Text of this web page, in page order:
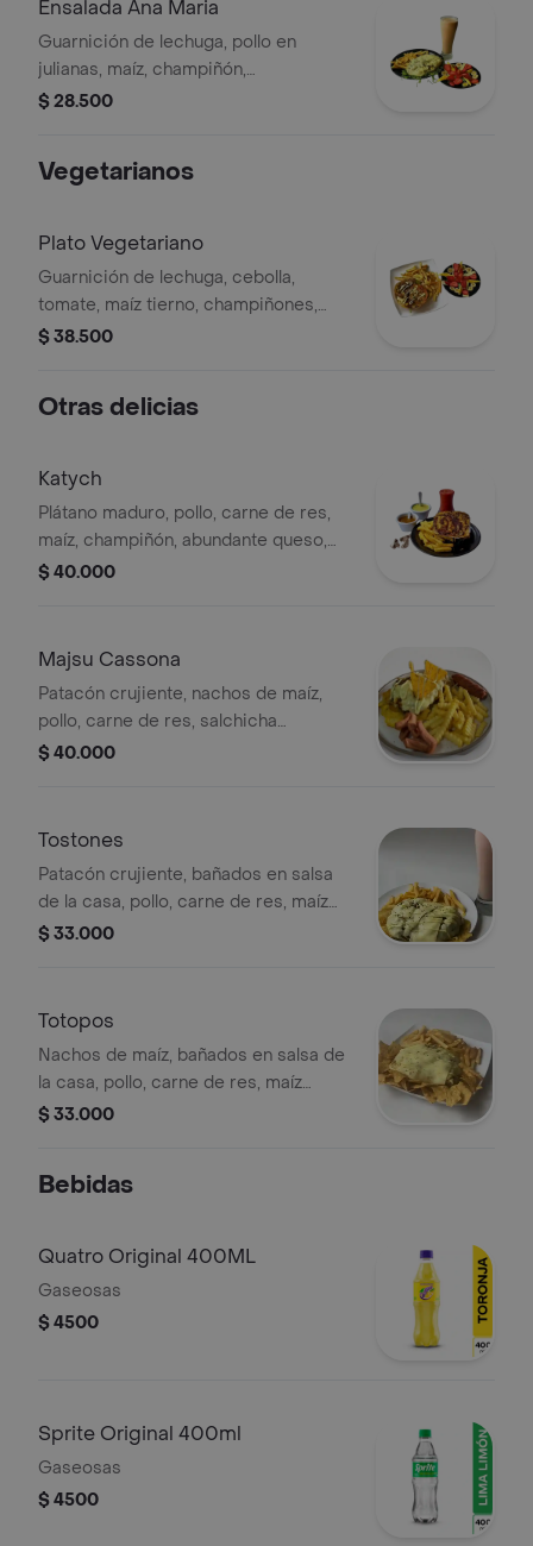
Ensalada Ana Maria
Guarnición de lechuga, pollo en
julianas, maíz, champiñón,
acompañada de ensalada cassona,
$ 28.500
Vegetarianos
Plato Vegetariano
Guarnición de lechuga, cebolla,
tomate, maíz tierno, champiñones,
queso, salsas de la casa, ensalada
$ 38.500
Otras delicias
Katych
Plátano maduro, pollo, carne de res,
maíz, champiñón, abundante queso,
papa cabello de ángel, salsa de la
$ 40.000
Majsu Cassona
Patacón crujiente, nachos de maíz,
pollo, carne de res, salchicha
americana, chorizo santarrosano,
de ensalada casona, papa francesa y
$ 40.000
Tostones
Patacón crujiente, bañados en salsa
de la casa, pollo, carne de res, maíz
tierno, queso, papa cabello de ángel,
$ 33.000
Totopos
Nachos de maíz, bañados en salsa de
la casa, pollo, carne de res, maíz
tierno, queso, papa cabello de ángel,
$ 33.000
Bebidas
Quatro Original 400ML
Gaseosas
$ 4500
Sprite Original 400ml
Gaseosas
$ 4500